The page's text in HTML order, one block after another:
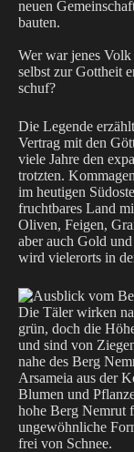
neuen
bauten.
Wer war jenes
selbst zur Gottheit
schuf?
Die Legende
Vertrag mit den
viele Jahre den
trotzten.
im heutigen
fruchtbares Land
Oliven, Feigen,
aber auch Gold
wird vielerorts in
Die Täler wirken
grün, doch die
und sind von
nahe des Berg
Arsameia aus der
Blumen und
hohe Berg Nemrut
ungewöhnliche
frei von Schnee.